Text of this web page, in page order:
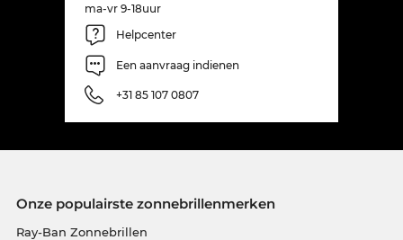
ma-vr 9-18uur
Helpcenter
Een aanvraag indienen
+31 85 107 0807
Onze populairste zonnebrillenmerken
Ray-Ban Zonnebrillen